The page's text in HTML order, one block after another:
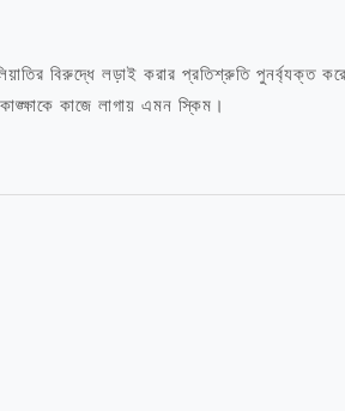
বিরুদ্ধে লড়াই করার প্রতিশ্রুতি পুনর্ব্যক্ত
কাজে লাগায় এমন স্কিম।